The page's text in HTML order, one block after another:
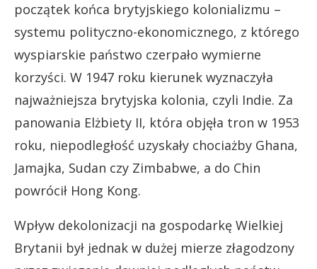
początek końca brytyjskiego kolonializmu –
systemu polityczno-ekonomicznego, z którego
wyspiarskie państwo czerpało wymierne
korzyści. W 1947 roku kierunek wyznaczyła
najważniejsza brytyjska kolonia, czyli Indie. Za
panowania Elżbiety II, która objęła tron w 1953
roku, niepodległość uzyskały chociażby Ghana,
Jamajka, Sudan czy Zimbabwe, a do Chin
powrócił Hong Kong.
Wpływ dekolonizacji na gospodarkę Wielkiej
Brytanii był jednak w dużej mierze złagodzony